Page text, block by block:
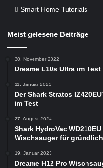
Smart Home Tutorials
Meist gelesene Beiträge
30. November 2022
Dreame L10s Ultra im
11. Januar 2023
Der Shark Stratos
im Test
27. August 2024
Shark HydroVac
Wischsauger für
19. Januar 2023
Dreame H12 Pro